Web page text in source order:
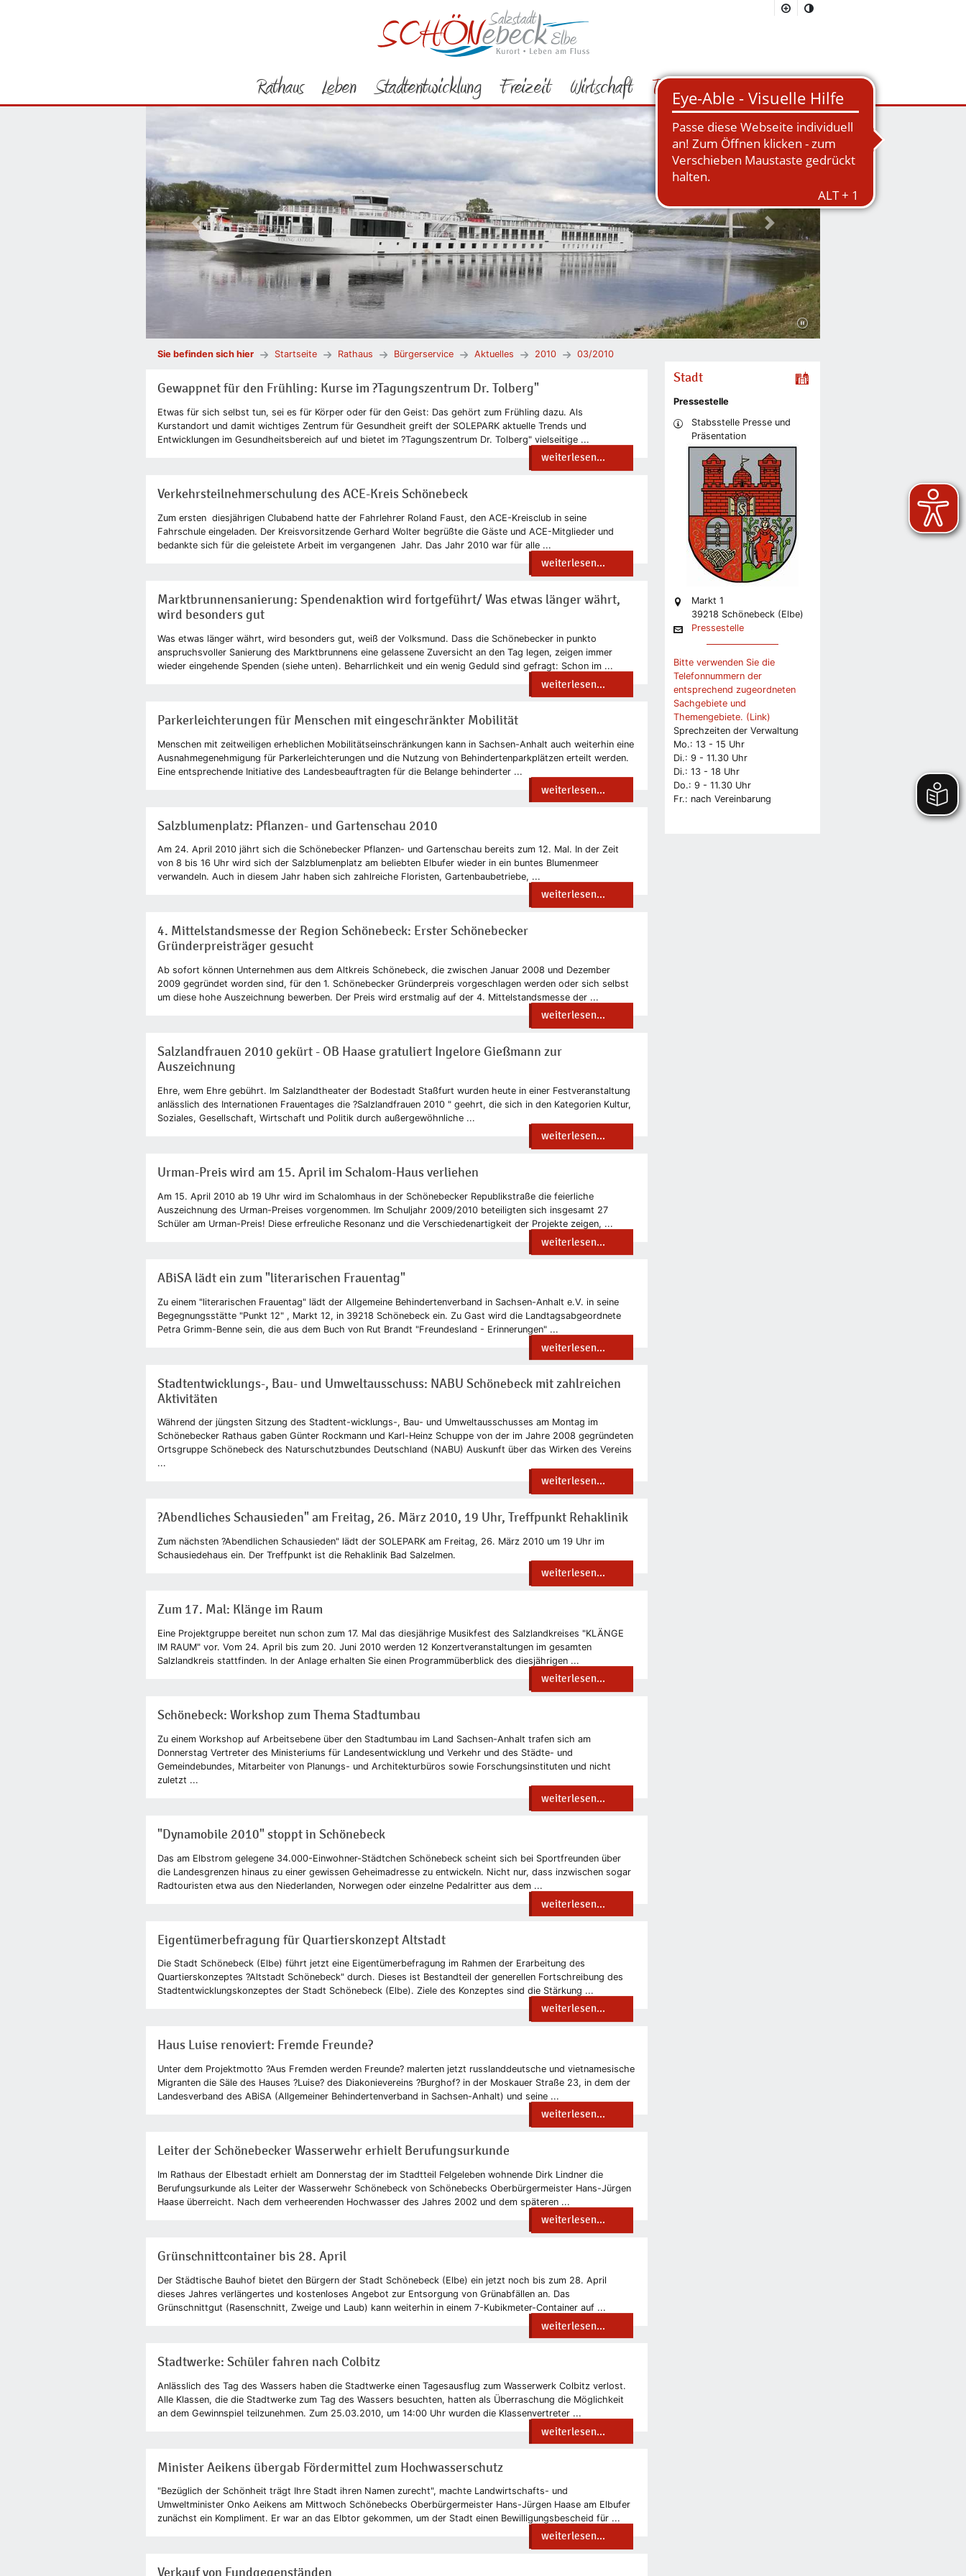
Rathaus Leben Stadtentwicklung Freizeit Wirtschaft Tourismus Suchmaske öffnen/schließen
Vorheriges Bild Nächstes Bild
Sie befinden sich hier Startseite Rathaus Bürgerservice Aktuelles 2010 03/2010
Gewappnet für den Frühling: Kurse im ?Tagungszentrum Dr. Tolberg"
Etwas für sich selbst tun, sei es für Körper oder für den Geist: Das gehört zum Frühling dazu. Als
Kurstandort und damit wichtiges Zentrum für Gesundheit greift der SOLEPARK aktuelle Trends und
Entwicklungen im Gesundheitsbereich auf und bietet im ?Tagungszentrum Dr. Tolberg" vielseitige ...
weiterlesen...
Verkehrsteilnehmerschulung des ACE-Kreis Schönebeck
Zum ersten diesjährigen Clubabend hatte der Fahrlehrer Roland Faust, den ACE-Kreisclub in seine
Fahrschule eingeladen. Der Kreisvorsitzende Gerhard Wolter begrüßte die Gäste und ACE-Mitglieder und
bedankte sich für die geleistete Arbeit im vergangenen Jahr. Das Jahr 2010 war für alle ...
weiterlesen...
Marktbrunnensanierung: Spendenaktion wird fortgeführt/ Was etwas länger währt,
wird besonders gut
Was etwas länger währt, wird besonders gut, weiß der Volksmund. Dass die Schönebecker in punkto
anspruchsvoller Sanierung des Marktbrunnens eine gelassene Zuversicht an den Tag legen, zeigen immer
wieder eingehende Spenden (siehe unten). Beharrlichkeit und ein wenig Geduld sind gefragt: Schon im ...
weiterlesen...
Parkerleichterungen für Menschen mit eingeschränkter Mobilität
Menschen mit zeitweiligen erheblichen Mobilitätseinschränkungen kann in Sachsen-Anhalt auch weiterhin eine
Ausnahmegenehmigung für Parkerleichterungen und die Nutzung von Behindertenparkplätzen erteilt werden.
Eine entsprechende Initiative des Landesbeauftragten für die Belange behinderter ...
weiterlesen...
Salzblumenplatz: Pflanzen- und Gartenschau 2010
Am 24. April 2010 jährt sich die Schönebecker Pflanzen- und Gartenschau bereits zum 12. Mal. In der Zeit
von 8 bis 16 Uhr wird sich der Salzblumenplatz am beliebten Elbufer wieder in ein buntes Blumenmeer
verwandeln. Auch in diesem Jahr haben sich zahlreiche Floristen, Gartenbaubetriebe, ...
weiterlesen...
4. Mittelstandsmesse der Region Schönebeck: Erster Schönebecker
Gründerpreisträger gesucht
Ab sofort können Unternehmen aus dem Altkreis Schönebeck, die zwischen Januar 2008 und Dezember
2009 gegründet worden sind, für den 1. Schönebecker Gründerpreis vorgeschlagen werden oder sich selbst
um diese hohe Auszeichnung bewerben. Der Preis wird erstmalig auf der 4. Mittelstandsmesse der ...
weiterlesen...
Salzlandfrauen 2010 gekürt - OB Haase gratuliert Ingelore Gießmann zur
Auszeichnung
Ehre, wem Ehre gebührt. Im Salzlandtheater der Bodestadt Staßfurt wurden heute in einer Festveranstaltung
anlässlich des Internationen Frauentages die ?Salzlandfrauen 2010 " geehrt, die sich in den Kategorien Kultur,
Soziales, Gesellschaft, Wirtschaft und Politik durch außergewöhnliche ...
weiterlesen...
Urman-Preis wird am 15. April im Schalom-Haus verliehen
Am 15. April 2010 ab 19 Uhr wird im Schalomhaus in der Schönebecker Republikstraße die feierliche
Auszeichnung des Urman-Preises vorgenommen. Im Schuljahr 2009/2010 beteiligten sich insgesamt 27
Schüler am Urman-Preis! Diese erfreuliche Resonanz und die Verschiedenartigkeit der Projekte zeigen, ...
weiterlesen...
ABiSA lädt ein zum "literarischen Frauentag"
Zu einem "literarischen Frauentag" lädt der Allgemeine Behindertenverband in Sachsen-Anhalt e.V. in seine
Begegnungsstätte "Punkt 12" , Markt 12, in 39218 Schönebeck ein. Zu Gast wird die Landtagsabgeordnete
Petra Grimm-Benne sein, die aus dem Buch von Rut Brandt "Freundesland - Erinnerungen" ...
weiterlesen...
Stadtentwicklungs-, Bau- und Umweltausschuss: NABU Schönebeck mit zahlreichen
Aktivitäten
Während der jüngsten Sitzung des Stadtent-wicklungs-, Bau- und Umweltausschusses am Montag im
Schönebecker Rathaus gaben Günter Rockmann und Karl-Heinz Schuppe von der im Jahre 2008 gegründeten
Ortsgruppe Schönebeck des Naturschutzbundes Deutschland (NABU) Auskunft über das Wirken des Vereins
...
weiterlesen...
?Abendliches Schausieden" am Freitag, 26. März 2010, 19 Uhr, Treffpunkt Rehaklinik
Zum nächsten ?Abendlichen Schausieden" lädt der SOLEPARK am Freitag, 26. März 2010 um 19 Uhr im
Schausiedehaus ein. Der Treffpunkt ist die Rehaklinik Bad Salzelmen.
weiterlesen...
Zum 17. Mal: Klänge im Raum
Eine Projektgruppe bereitet nun schon zum 17. Mal das diesjährige Musikfest des Salzlandkreises "KLÄNGE
IM RAUM" vor. Vom 24. April bis zum 20. Juni 2010 werden 12 Konzertveranstaltungen im gesamten
Salzlandkreis stattfinden. In der Anlage erhalten Sie einen Programmüberblick des diesjährigen ...
weiterlesen...
Schönebeck: Workshop zum Thema Stadtumbau
Zu einem Workshop auf Arbeitsebene über den Stadtumbau im Land Sachsen-Anhalt trafen sich am
Donnerstag Vertreter des Ministeriums für Landesentwicklung und Verkehr und des Städte- und
Gemeindebundes, Mitarbeiter von Planungs- und Architekturbüros sowie Forschungsinstituten und nicht
zuletzt ...
weiterlesen...
"Dynamobile 2010" stoppt in Schönebeck
Das am Elbstrom gelegene 34.000-Einwohner-Städtchen Schönebeck scheint sich bei Sportfreunden über
die Landesgrenzen hinaus zu einer gewissen Geheimadresse zu entwickeln. Nicht nur, dass inzwischen sogar
Radtouristen etwa aus den Niederlanden, Norwegen oder einzelne Pedalritter aus dem ...
weiterlesen...
Eigentümerbefragung für Quartierskonzept Altstadt
Die Stadt Schönebeck (Elbe) führt jetzt eine Eigentümerbefragung im Rahmen der Erarbeitung des
Quartierskonzeptes ?Altstadt Schönebeck" durch. Dieses ist Bestandteil der generellen Fortschreibung des
Stadtentwicklungskonzeptes der Stadt Schönebeck (Elbe). Ziele des Konzeptes sind die Stärkung ...
weiterlesen...
Haus Luise renoviert: Fremde Freunde?
Unter dem Projektmotto ?Aus Fremden werden Freunde? malerten jetzt russlanddeutsche und vietnamesische
Migranten die Säle des Hauses ?Luise? des Diakonievereins ?Burghof? in der Moskauer Straße 23, in dem der
Landesverband des ABiSA (Allgemeiner Behindertenverband in Sachsen-Anhalt) und seine ...
weiterlesen...
Leiter der Schönebecker Wasserwehr erhielt Berufungsurkunde
Im Rathaus der Elbestadt erhielt am Donnerstag der im Stadtteil Felgeleben wohnende Dirk Lindner die
Berufungsurkunde als Leiter der Wasserwehr Schönebeck von Schönebecks Oberbürgermeister Hans-Jürgen
Haase überreicht. Nach dem verheerenden Hochwasser des Jahres 2002 und dem späteren ...
weiterlesen...
Grünschnittcontainer bis 28. April
Der Städtische Bauhof bietet den Bürgern der Stadt Schönebeck (Elbe) ein jetzt noch bis zum 28. April
dieses Jahres verlängertes und kostenloses Angebot zur Entsorgung von Grünabfällen an. Das
Grünschnittgut (Rasenschnitt, Zweige und Laub) kann weiterhin in einem 7-Kubikmeter-Container auf ...
weiterlesen...
Stadtwerke: Schüler fahren nach Colbitz
Anlässlich des Tag des Wassers haben die Stadtwerke einen Tagesausflug zum Wasserwerk Colbitz verlost.
Alle Klassen, die die Stadtwerke zum Tag des Wassers besuchten, hatten als Überraschung die Möglichkeit
an dem Gewinnspiel teilzunehmen. Zum 25.03.2010, um 14:00 Uhr wurden die Klassenvertreter ...
weiterlesen...
Minister Aeikens übergab Fördermittel zum Hochwasserschutz
"Bezüglich der Schönheit trägt Ihre Stadt ihren Namen zurecht", machte Landwirtschafts- und
Umweltminister Onko Aeikens am Mittwoch Schönebecks Oberbürgermeister Hans-Jürgen Haase am Elbufer
zunächst ein Kompliment. Er war an das Elbtor gekommen, um der Stadt einen Bewilligungsbescheid für ...
weiterlesen...
Verkauf von Fundgegenständen
Stadt
Pressestelle
Stabsstelle Presse und
Präsentation
Markt 1
39218 Schönebeck (Elbe)
Pressestelle
Bitte verwenden Sie die
Telefonnummern der
entsprechend zugeordneten
Sachgebiete und
Themengebiete. (Link)
Sprechzeiten der Verwaltung
Mo.: 13 - 15 Uhr
Di.: 9 - 11.30 Uhr
Di.: 13 - 18 Uhr
Do.: 9 - 11.30 Uhr
Fr.: nach Vereinbarung